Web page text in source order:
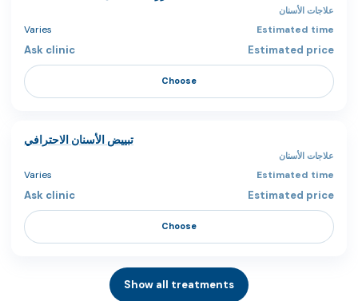
علاجات الأسنان
Varies
Ask clinic
Choose
تبييض الأسنان الاحترافي
علاجات الأسنان
Varies
Ask clinic
Choose
Show all treatments